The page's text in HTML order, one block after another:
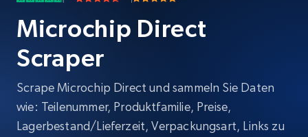
Microchip Direct
Scraper
Scrape Microchip Direct und sammeln Sie Daten
wie: Teilenummer, Produktfamilie, Preise,
Lagerbestand/Lieferzeit, Verpackungsart, Links zu